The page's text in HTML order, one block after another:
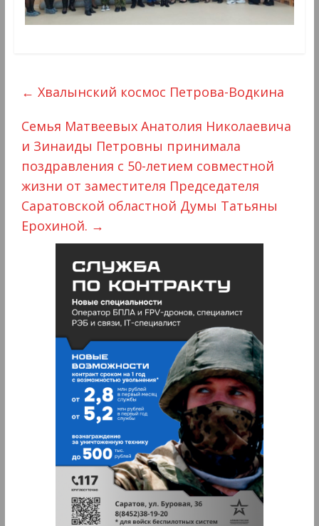
← Хвалынский космос Петрова-Водкина
Семья Матвеевых Анатолия Николаевича
и Зинаиды Петровны принимала
поздравления с 50-летием совместной
жизни от заместителя Председателя
Саратовской областной Думы Татьяны
Ерохиной. →